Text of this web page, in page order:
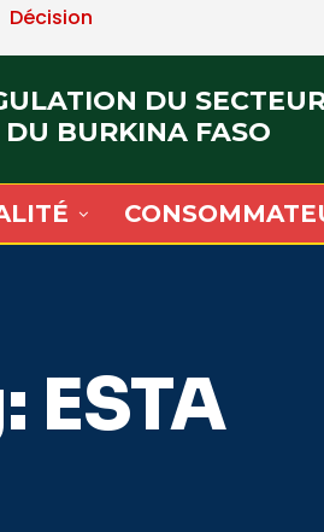
Décision
DU
DU BURKINA FASO
ESTA